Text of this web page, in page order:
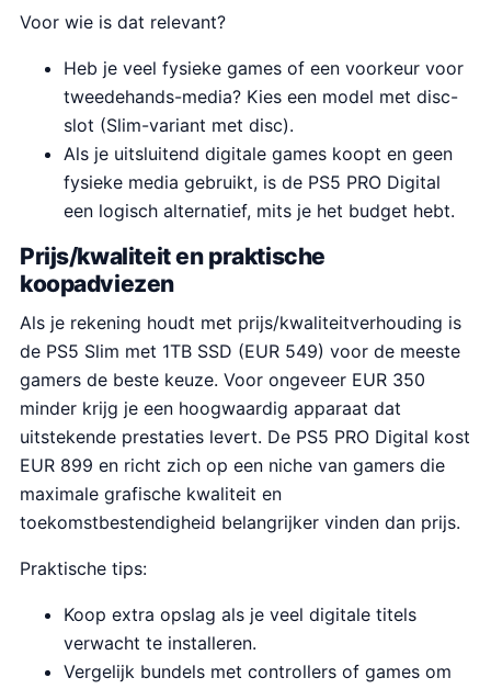
Voor wie is dat relevant?
Heb je veel fysieke games of een voorkeur voor
tweedehands-media? Kies een model met disc-
slot (Slim-variant met disc).
Als je uitsluitend digitale games koopt en geen
fysieke media gebruikt, is de PS5 PRO Digital
een logisch alternatief, mits je het budget hebt.
Prijs/kwaliteit en praktische
koopadviezen
Als je rekening houdt met prijs/kwaliteitverhouding is
de PS5 Slim met 1TB SSD (EUR 549) voor de meeste
gamers de beste keuze. Voor ongeveer EUR 350
minder krijg je een hoogwaardig apparaat dat
uitstekende prestaties levert. De PS5 PRO Digital kost
EUR 899 en richt zich op een niche van gamers die
maximale grafische kwaliteit en
toekomstbestendigheid belangrijker vinden dan prijs.
Praktische tips:
Koop extra opslag als je veel digitale titels
verwacht te installeren.
Vergelijk bundels met controllers of games om